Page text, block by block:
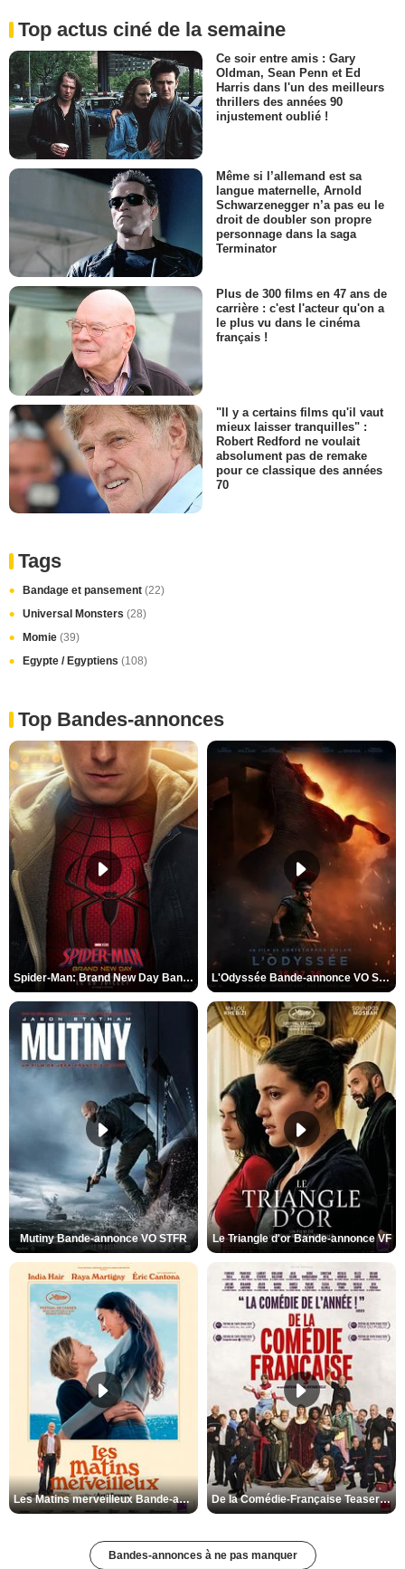
Top actus ciné de la semaine
Ce soir entre amis : Gary
Oldman, Sean Penn et Ed
Harris dans l'un des meilleurs
thrillers des années 90
injustement oublié !
Même si l’allemand est sa
langue maternelle, Arnold
Schwarzenegger n’a pas eu le
droit de doubler son propre
personnage dans la saga
Terminator
Plus de 300 films en 47 ans de
carrière : c'est l'acteur qu'on a
le plus vu dans le cinéma
français !
"Il y a certains films qu'il vaut
mieux laisser tranquilles" :
Robert Redford ne voulait
absolument pas de remake
pour ce classique des années
70
Tags
Bandage et pansement (22)
Universal Monsters (28)
Momie (39)
Egypte / Egyptiens (108)
Top Bandes-annonces
Spider-Man: Brand New Day Bande-annonce VO STFR L'Odyssée Bande-annonce VO STFR
Mutiny Bande-annonce VO STFR Le Triangle d'or Bande-annonce VF
Les Matins merveilleux Bande-annonce VF De la Comédie-Française Teaser VF
Bandes-annonces à ne pas manquer